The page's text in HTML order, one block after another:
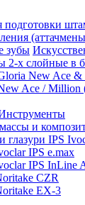
х слойные в
New Ace
Ace / Million
глазури IPS
IPS e.max
IPS InLine
CZR
EX-3